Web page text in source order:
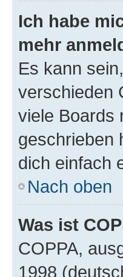
Ich habe
mehr
Es kann
verschieden
viele Boards
geschrieben
dich einfach
Nach oben
Was ist
COPPA,
1998